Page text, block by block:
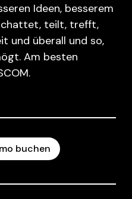
Ideen, besserem
chattet, teilt, trefft,
und überall und so,
Am besten
buchen